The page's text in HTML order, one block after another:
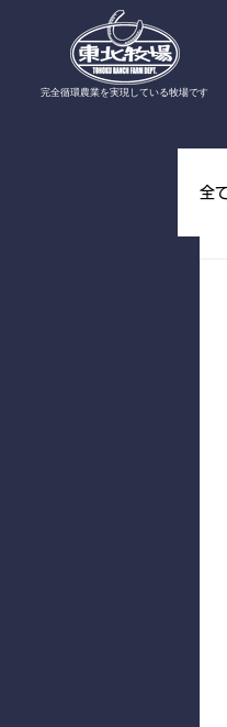
​完全循環農業を実現している牧場です
全